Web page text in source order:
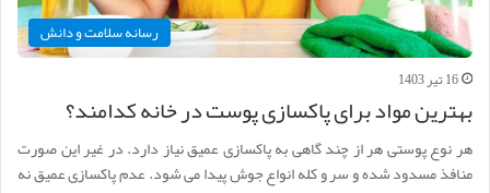
رسانه سلامت و دانش
16 تیر 1403
بهترین مواد برای پاکسازی پوست در خانه کدامند؟
هر نوع پوستی هر از چند گاهی به پاکسازی عمیق نیاز دارد. در غیر این صورت
منافذ مسدود شده و سر و کله انواع جوش پیدا می شود. عدم پاکسازی عمیق نه